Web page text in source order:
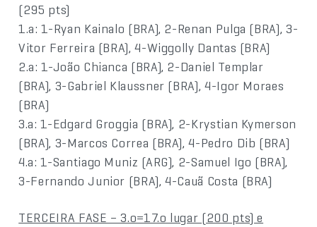
(295 pts)
1.a: 1-Ryan Kainalo (BRA), 2-Renan Pulga (BRA), 3-
Vitor Ferreira (BRA), 4-Wiggolly Dantas (BRA)
2.a: 1-João Chianca (BRA), 2-Daniel Templar
(BRA), 3-Gabriel Klaussner (BRA), 4-Igor Moraes
(BRA)
3.a: 1-Edgard Groggia (BRA), 2-Krystian Kymerson
(BRA), 3-Marcos Correa (BRA), 4-Pedro Dib (BRA)
4.a: 1-Santiago Muniz (ARG), 2-Samuel Igo (BRA),
3-Fernando Junior (BRA), 4-Cauã Costa (BRA)
TERCEIRA FASE – 3.o=17.o lugar (200 pts) e